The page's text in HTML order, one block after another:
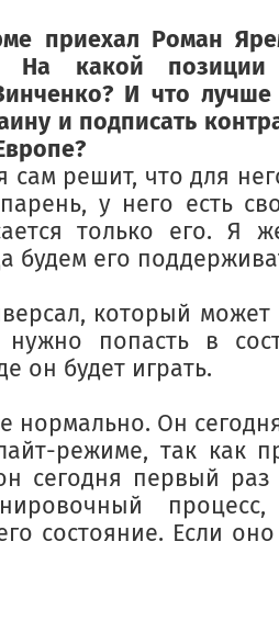
приехал Роман
На какой позиции
И что
и подписать
решит, что для
у него есть
только его. Я
будем его
который может
нужно попасть в
он будет играть.
нормально. Он
режиме, так как
сегодня первый раз
состояние. Если